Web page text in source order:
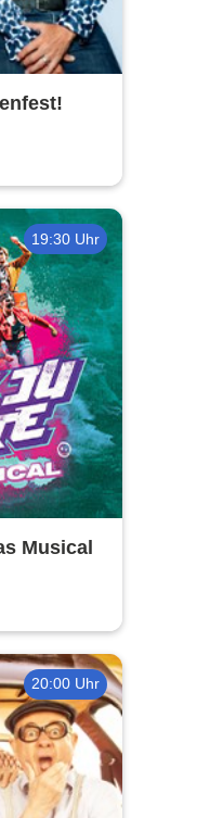
19:30 Uhr
Musical
20:00 Uhr